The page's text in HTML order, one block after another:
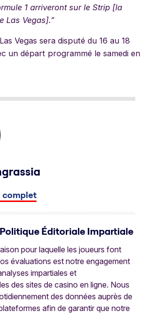
1 arriveront sur le Strip [la
Las Vegas].”
Vegas sera disputé du 16 au 18
un départ programmé le samedi en
complet
Éditoriale Impartiale
pour laquelle les joueurs font
évaluations est notre engagement
impartiales et
des sites de casino en ligne. Nous
des données auprès de
afin de garantir que notre